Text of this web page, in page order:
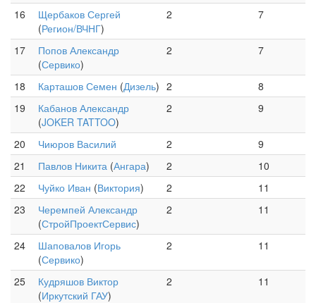
16
Щербаков Сергей
(Регион/ВЧНГ)
2 7
17
Попов Александр
(Сервико)
2 7
18 Карташов Семен (Дизель) 2
8
19
Кабанов Александр
(JOKER TATTOO)
2 9
20 Чиюров Василий 2
9
21
Павлов Никита (Ангара) 2
10
22
Чуйко Иван (Виктория) 2
11
23
Черемпей Александр
(СтройПроектСервис)
2 11
24
Шаповалов Игорь
(Сервико)
2 11
25
Кудряшов Виктор
(Иркутский ГАУ)
2 11